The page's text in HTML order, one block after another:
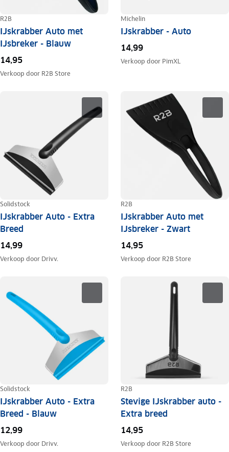
R2B
IJskrabber Auto met
IJsbreker - Blauw
14,95
Verkoop door R2B Store
Michelin
IJskrabber - Auto
14,99
Verkoop door PimXL
Solidstock
IJskrabber Auto - Extra
Breed
14,99
Verkoop door Drivv.
R2B
IJskrabber Auto met
IJsbreker - Zwart
14,95
Verkoop door R2B Store
Solidstock
IJskrabber Auto - Extra
Breed - Blauw
12,99
Verkoop door Drivv.
R2B
Stevige IJskrabber auto -
Extra breed
14,95
Verkoop door R2B Store